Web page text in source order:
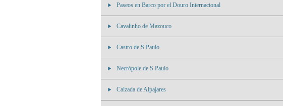
Paseos en Barco por el Douro Internacional
Cavalinho de Mazouco
Castro de S Paulo
Necrópole de S Paulo
Calzada de Alpajares